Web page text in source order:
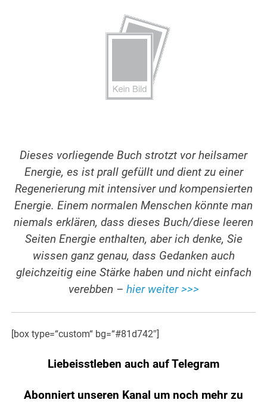
Dieses vorliegende Buch strotzt vor heilsamer
Energie, es ist prall gefüllt und dient zu einer
Regenerierung mit intensiver und kompensierten
Energie. Einem normalen Menschen könnte man
niemals erklären, dass dieses Buch/diese leeren
Seiten Energie enthalten, aber ich denke, Sie
wissen ganz genau, dass Gedanken auch
gleichzeitig eine Stärke haben und nicht einfach
verebben – hier weiter >>>
[box type=“custom“ bg=“#81d742″]
Liebeisstleben auch auf Telegram
Abonniert unseren Kanal um noch mehr zu